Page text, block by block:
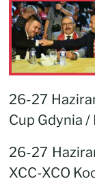
26-27
Cup Gdynia /
26-27
XCC-XCO